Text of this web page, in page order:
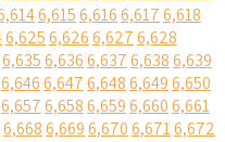
6,6156,6166,6176,618
6,6256,6266,6276,628
6,6356,6366,6376,6386,639
6,6466,6476,6486,6496,650
6,6576,6586,6596,6606,661
6,6686,6696,6706,6716,672